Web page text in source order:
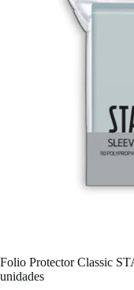
Folio Protector Classic
unidades